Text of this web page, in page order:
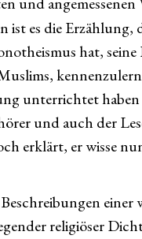
ist es die
hat,
unterrichtet
und auch der
erklärt, er wisse
religiöser